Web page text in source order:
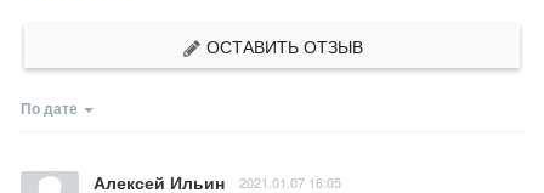
ОСТАВИТЬ ОТЗЫВ
По дате
Алексей Ильин 2021.01.07 16:05